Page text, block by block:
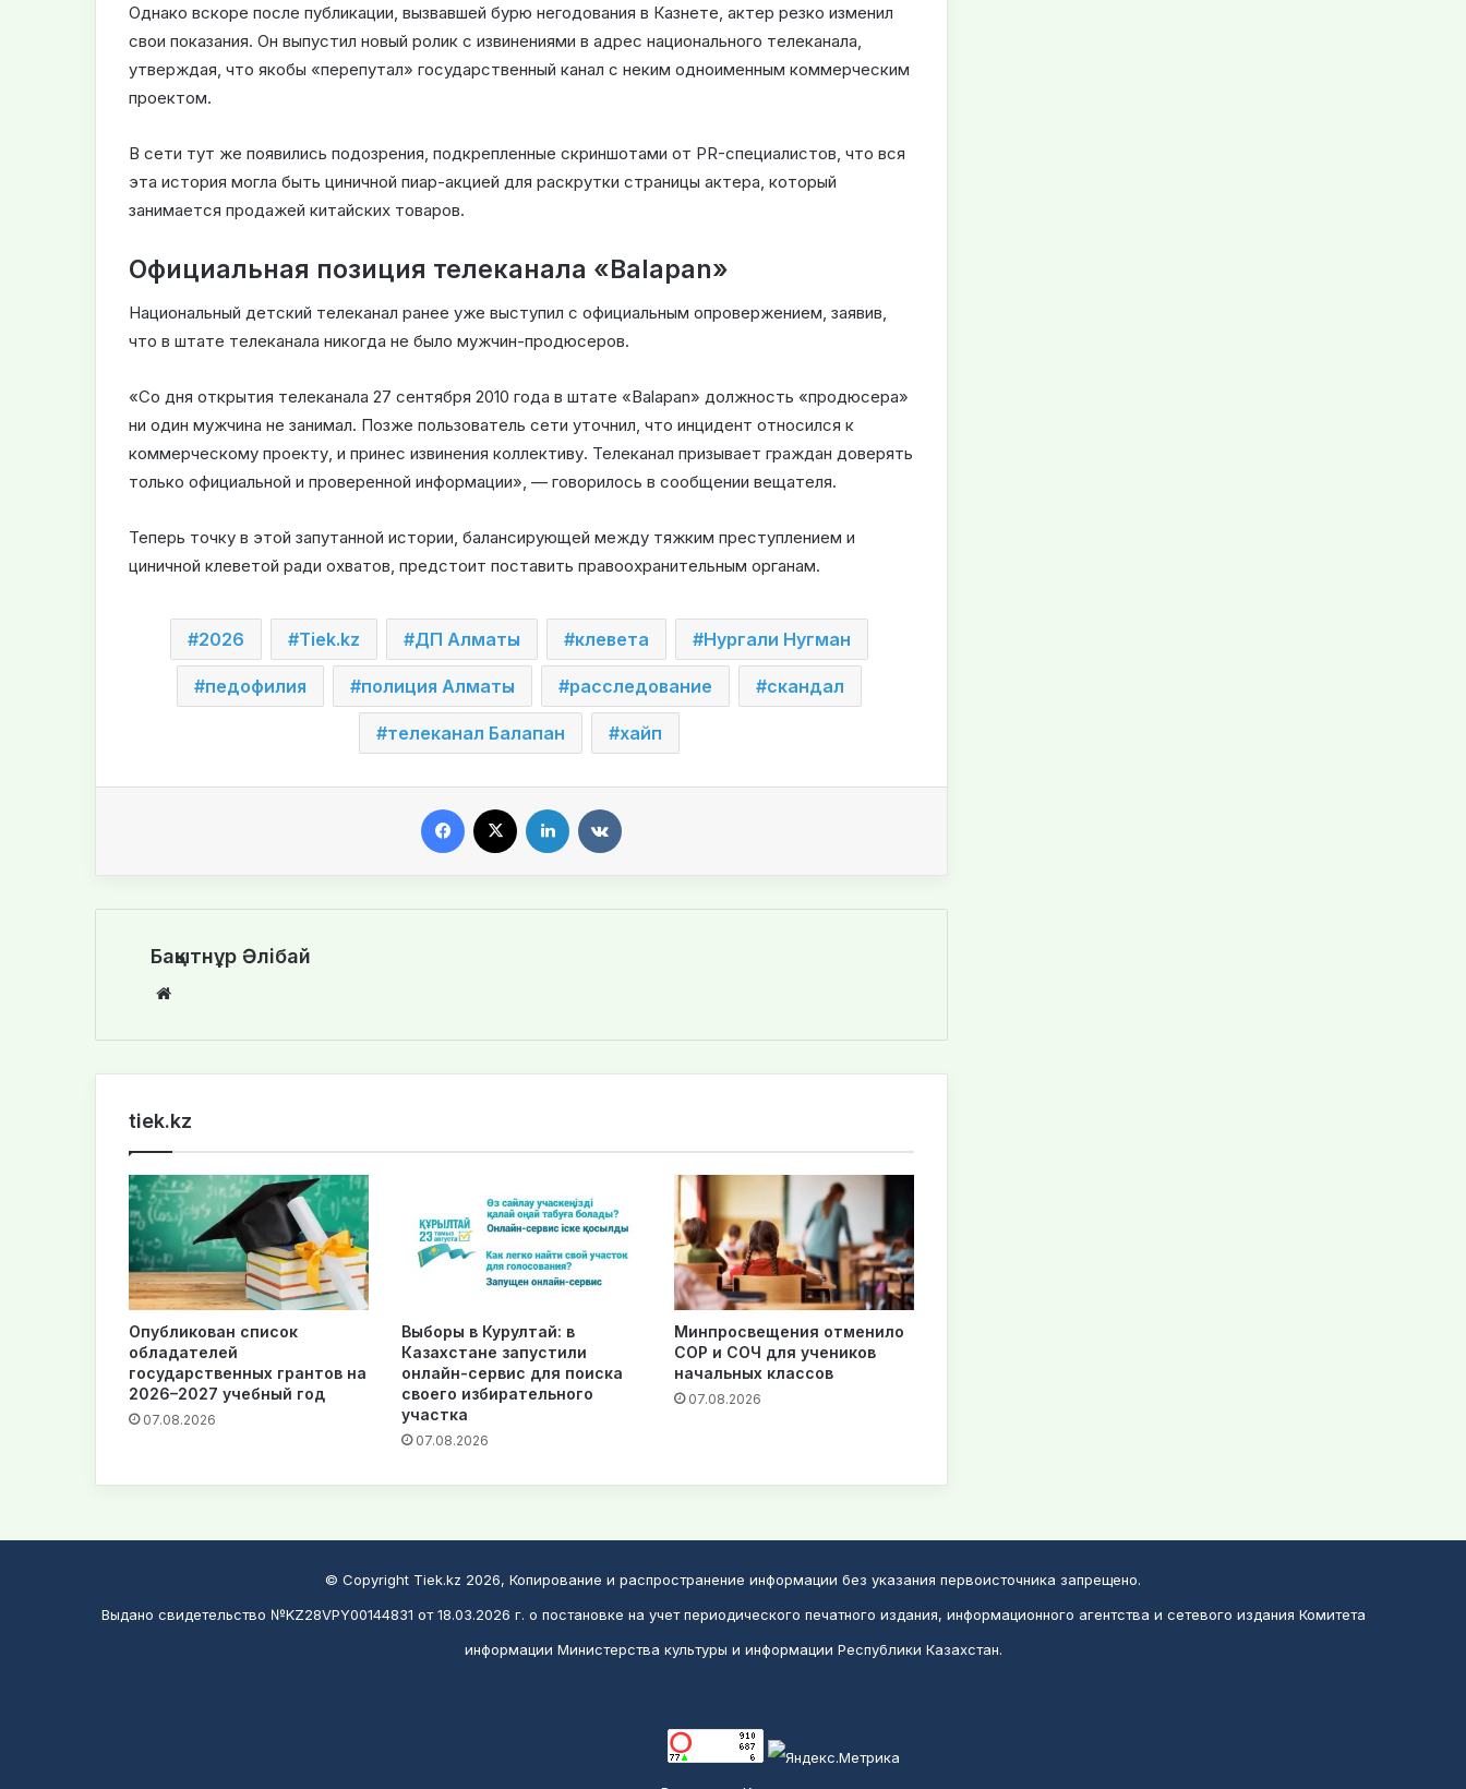
Однако вскоре после публикации, вызвавшей бурю негодования в Казнете, актер резко изменил
свои показания. Он выпустил новый ролик с извинениями в адрес национального телеканала,
утверждая, что якобы «перепутал» государственный канал с неким одноименным коммерческим
проектом.
В сети тут же появились подозрения, подкрепленные скриншотами от PR-специалистов, что вся
эта история могла быть циничной пиар-акцией для раскрутки страницы актера, который
занимается продажей китайских товаров.
Официальная позиция телеканала «Balapan»
Национальный детский телеканал ранее уже выступил с официальным опровержением, заявив,
что в штате телеканала никогда не было мужчин-продюсеров.
«Со дня открытия телеканала 27 сентября 2010 года в штате «Balapan» должность «продюсера»
ни один мужчина не занимал. Позже пользователь сети уточнил, что инцидент относился к
коммерческому проекту, и принес извинения коллективу. Телеканал призывает граждан доверять
только официальной и проверенной информации», — говорилось в сообщении вещателя.
Теперь точку в этой запутанной истории, балансирующей между тяжким преступлением и
циничной клеветой ради охватов, предстоит поставить правоохранительным органам.
2026 Tiek.kz ДП Алматы клевета Нургали Нугман
педофилия полиция Алматы расследование скандал
телеканал Балапан хайп
Бақытнұр Әлібай
te
tiek.kz
Опубликован список
обладателей
государственных грантов на
2026–2027 учебный год
07.08.2026
Выборы в Курултай: в
Казахстане запустили
онлайн-сервис для поиска
своего избирательного
участка
07.08.2026
Минпросвещения отменило
СОР и СОЧ для учеников
начальных классов
07.08.2026
© Copyright Tiek.kz 2026, Копирование и распространение информации без указания первоисточника запрещено.
Выдано свидетельство №KZ28VPY00144831 от 18.03.2026 г. о постановке на учет периодического печатного издания, информационного агентства и сетевого издания Комитета
информации Министерства культуры и информации Республики Казахстан.